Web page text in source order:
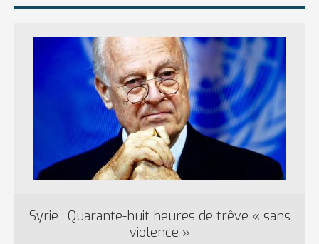
Syrie : Quarante-huit heures de trêve « sans
violence »